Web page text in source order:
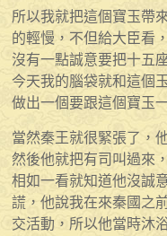
所以我就把這個寶玉帶
的輕慢，不但給大臣看
沒有一點誠意要把十五
今天我的腦袋就和這個
做出一個要跟這個寶玉
當然秦王就很緊張了，
然後他就把有司叫過來
相如一看就知道他沒誠
謊，他說我在來秦國之
交活動，所以他當時沐